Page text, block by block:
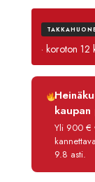
· koroton 12
Luottoaika
Korko
Käsittelymaksu
Maksettava
kaupan
Yli 900 €
9.8 asti.